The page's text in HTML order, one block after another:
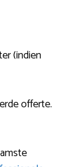
(indien
offerte.